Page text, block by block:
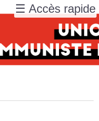
☰ Accès rapide